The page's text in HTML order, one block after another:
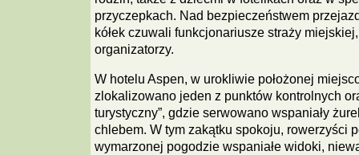
przyczepkach. Nad bezpieczeństwem
kółek czuwali funkcjonariusze straży
organizatorzy.
W hotelu Aspen, w urokliwie położonej
zlokalizowano jeden z punktów kontrolnych
turystyczny”, gdzie serwowano wspaniały
chlebem. W tym zakątku spokoju, rowerzyści
wymarzonej pogodzie wspaniałe widoki,